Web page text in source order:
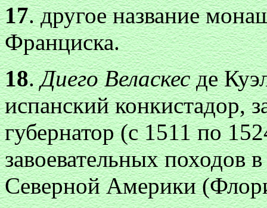
17. другое название
Франциска.
18.Диего Веласкесде
испанский конкистадор,
губернатор (с 1511 по
завоевательных походов
Северной Америки